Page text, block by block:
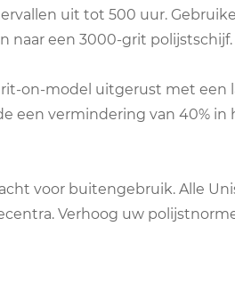
uit tot 500 uur.
naar een 3000-grit polijstschijf.
on-model uitgerust met
een vermindering van 40%
voor buitengebruik. Alle
Verhoog uw